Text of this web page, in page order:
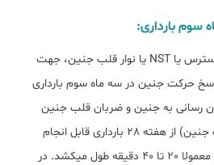
سوم بارداری:
• تست NST: تست بدون استرس یا NST یا نوار قلب جنین، جهت
حرکت جنین در سه ماه سوم بارداری
رسانی به جنین و ضربان قلب جنین
مشخص شود. NST (نوار قلب جنین) از هفته 28 بارداری قابل انجام
است. گرفتن نوار قلب جنین، معمولا 20 تا 40 دقیقه طول میکشد. در